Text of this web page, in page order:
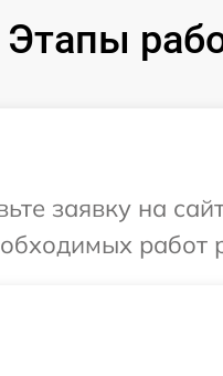
Этапы
заявку на
работ